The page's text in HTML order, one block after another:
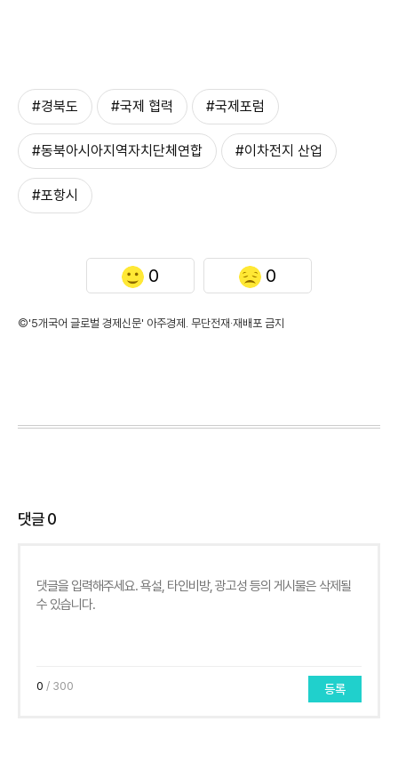
#경북도 #국제 협력 #국제포럼
#동북아시아지역자치단체연합 #이차전지 산업
#포항시
0 0
©'5개국어 글로벌 경제신문' 아주경제. 무단전재·재배포 금지
댓글0
0 / 300 등록